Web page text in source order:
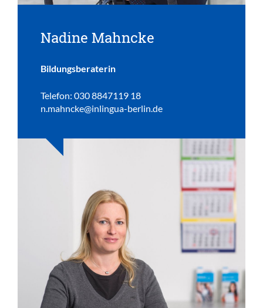
Nadine Mahncke
Bildungsberaterin
Telefon: 030 8847119 18
n.mahncke@inlingua-berlin.de